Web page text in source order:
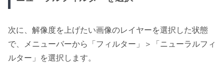
次に、解像度を上げたい画像のレイヤーを選択した状態
で、メニューバーから「フィルター」＞「ニューラルフィ
ルター」を選択します。